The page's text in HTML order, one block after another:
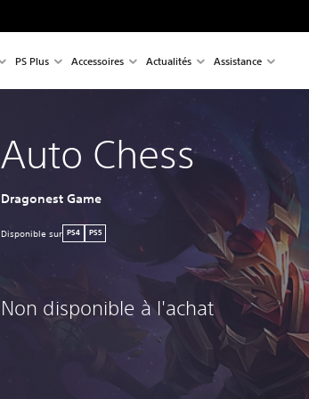
PS Plus Accessoires Actualités Assistance
Auto Chess
Dragonest Game
Disponible sur PS4 PS5
Non disponible à l'achat